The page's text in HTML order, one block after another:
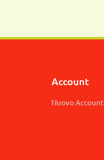
Account
Nuovo Account